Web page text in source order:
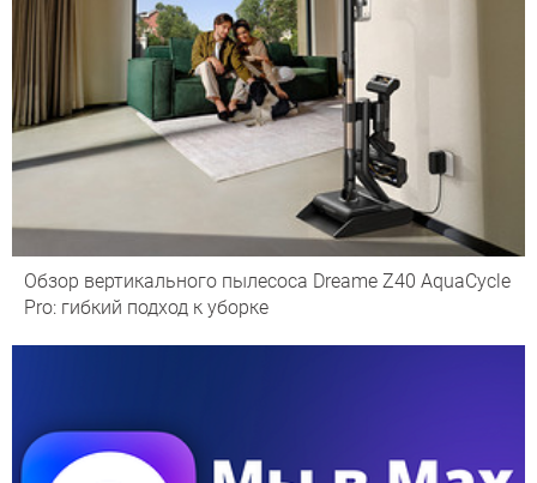
Обзор вертикального пылесоса Dreame Z40 AquaCycle
Pro: гибкий подход к уборке